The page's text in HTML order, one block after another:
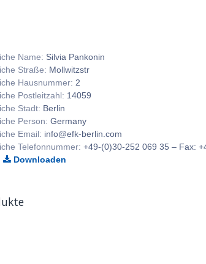
Name: Silvia Pankonin
Straße: Mollwitzstr
Hausnummer: 2
Postleitzahl: 14059
Stadt: Berlin
Person: Germany
Email: info@efk-berlin.com
Telefonnummer: +49-(0)30-252 069 35 – Fax:
Downloaden